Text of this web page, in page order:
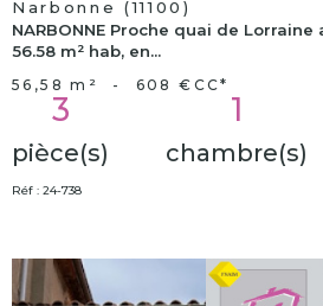
Narbonne (11100)
NARBONNE Proche quai de
56.58 m² hab, en...
56,58 m² - 608 € CC*
3
pièce(s)
1
chambre(s)
Réf : 24-738